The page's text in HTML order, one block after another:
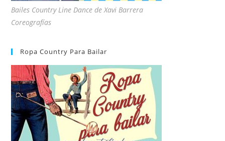
Bailes Country Line Dance de Xavi Barrera
Coreografías
Ropa Country Para Bailar